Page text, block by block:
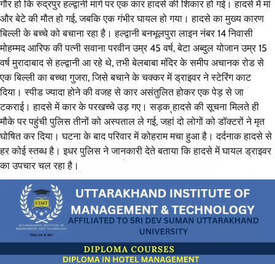
गौर हो कि रुद्रपुर हल्द्वानी मार्ग पर एक कार हादसे की शिकार हो गई। हादसे में मां
और बेटे की मौत हो गई, जबकि एक गंभीर घायल हो गया। हादसे का मुख्य कारण
बिल्ली के बच्चे को बचाना रहा है। हल्द्वानी बनभूलपुरा लाइन नंबर 14 निवासी
मोहम्मद आरिफ की पत्नी सवाना परवीन उम्र 45 वर्ष, बेटा अब्दुल योजान उम्र 15
वर्ष मुरादाबाद से हल्द्वानी आ रहे थे, तभी बेलबाबा मंदिर के समीप अचानक रोड से
एक बिल्ली का बच्चा गुजरा, जिसे बचाने के चक्कर में ड्राइवर ने स्टेरिंग काट
दिया। स्पीड ज्यादा होने की वजह से कार असंतुलित होकर एक पेड़ से जा
टकराई। हादसे में कार के परखच्चे उड़ गए। सड़क हादसे की सूचना मिलते ही
मौके पर पहुंची पुलिस तीनों को अस्पताल ले गई, जहां दो लोगों को डॉक्टरों ने मृत
घोषित कर दिया। घटना के बाद परिवार में कोहराम मचा हुआ है। दर्दनाक हादसे से
हर कोई स्तब्ध है। इधर पुलिस ने जानकारी देते बताया कि हादसे में घायल ड्राइवर
का उपचार चल रहा है।